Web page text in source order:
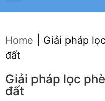
Home
Giải pháp
đất
Giải pháp lọc
đất